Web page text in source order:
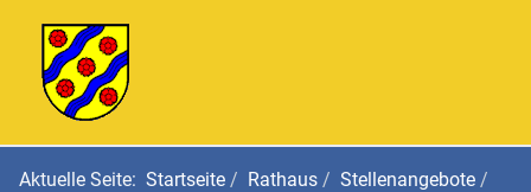
Aktuelle Seite: Startseite Rathaus Stellenangebote